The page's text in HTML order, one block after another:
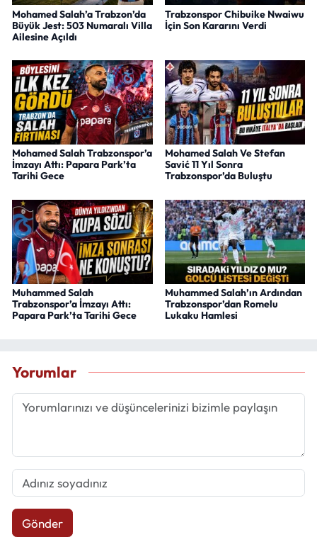
Mohamed Salah’a Trabzon’da
Büyük Jest: 503 Numaralı Villa
Ailesine Açıldı
Trabzonspor Chibuike Nwaiwu
İçin Son Kararını Verdi
Mohamed Salah Trabzonspor’a
İmzayı Attı: Papara Park’ta
Tarihi Gece
Mohamed Salah Ve Stefan
Savić 11 Yıl Sonra
Trabzonspor’da Buluştu
Muhammed Salah
Trabzonspor’a İmzayı Attı:
Papara Park’ta Tarihi Gece
Muhammed Salah’ın Ardından
Trabzonspor’dan Romelu
Lukaku Hamlesi
Yorumlar
Gönder